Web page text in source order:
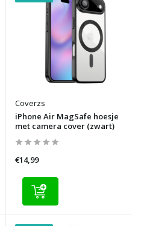
Coverzs
iPhone Air MagSafe hoesje
met camera cover (zwart)
€14,99